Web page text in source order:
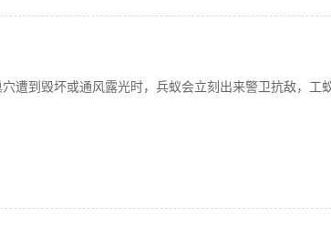
遭到毁坏或通风露光时，兵蚁会立刻出来警卫抗敌，工